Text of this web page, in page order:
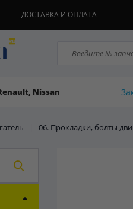
ДОСТАВКА И ОПЛАТА
Nissan
| 06. Прокладки, болты